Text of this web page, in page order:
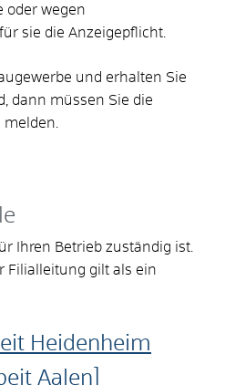
oder wegen
sie die Anzeigepflicht.
und erhalten Sie
dann müssen Sie die
Ihren Betrieb zuständig ist.
Filialleitung gilt als ein
Heidenheim
Aalen]